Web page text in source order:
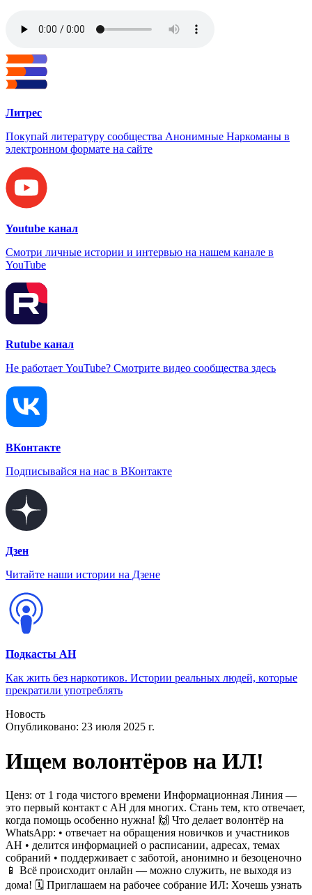
Литрес
Покупай литературу сообщества Анонимные Наркоманы в
электронном формате на сайте
Youtube канал
Смотри личные истории и интервью на нашем канале в
YouTube
Rutube канал
Не работает YouTube? Смотрите видео сообщества здесь
ВКонтакте
Подписывайся на нас в ВКонтакте
Дзен
Читайте наши истории на Дзене
Подкасты АН
Как жить без наркотиков. Истории реальных людей, которые
прекратили употреблять
Новость
Опубликовано: 23 июля 2025 г.
Ищем волонтёров на ИЛ!
Ценз: от 1 года чистого времени Информационная Линия —
это первый контакт с АН для многих. Стань тем, кто отвечает,
когда помощь особенно нужна! 🙌 Что делает волонтёр на
WhatsApp: •⁠ ⁠отвечает на обращения новичков и участников
АН •⁠ ⁠делится информацией о расписании, адресах, темах
собраний •⁠ ⁠поддерживает с заботой, анонимно и безоценочно
📱 Всё происходит онлайн — можно служить, не выходя из
дома! 🗓 Приглашаем на рабочее собрание ИЛ: Хочешь узнать